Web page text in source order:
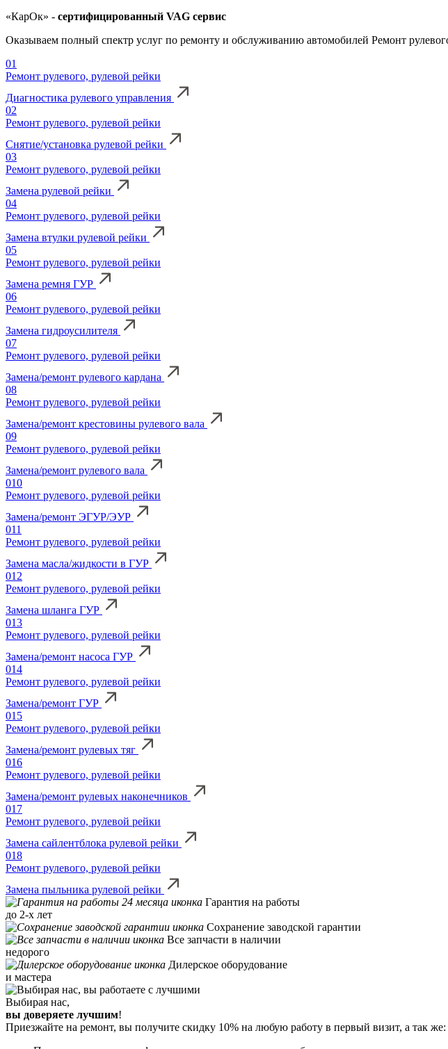
«КарОк» - сертифицированный VAG сервис
Оказываем полный спектр услуг по ремонту и обслуживанию автомобилей Ремонт
01
Ремонт рулевого, рулевой рейки
Диагностика рулевого управления
02
Ремонт рулевого, рулевой рейки
Снятие/установка рулевой рейки
03
Ремонт рулевого, рулевой рейки
Замена рулевой рейки
04
Ремонт рулевого, рулевой рейки
Замена втулки рулевой рейки
05
Ремонт рулевого, рулевой рейки
Замена ремня ГУР
06
Ремонт рулевого, рулевой рейки
Замена гидроусилителя
07
Ремонт рулевого, рулевой рейки
Замена/ремонт рулевого кардана
08
Ремонт рулевого, рулевой рейки
Замена/ремонт крестовины рулевого вала
09
Ремонт рулевого, рулевой рейки
Замена/ремонт рулевого вала
010
Ремонт рулевого, рулевой рейки
Замена/ремонт ЭГУР/ЭУР
011
Ремонт рулевого, рулевой рейки
Замена масла/жидкости в ГУР
012
Ремонт рулевого, рулевой рейки
Замена шланга ГУР
013
Ремонт рулевого, рулевой рейки
Замена/ремонт насоса ГУР
014
Ремонт рулевого, рулевой рейки
Замена/ремонт ГУР
015
Ремонт рулевого, рулевой рейки
Замена/ремонт рулевых тяг
016
Ремонт рулевого, рулевой рейки
Замена/ремонт рулевых наконечников
017
Ремонт рулевого, рулевой рейки
Замена сайлентблока рулевой рейки
018
Ремонт рулевого, рулевой рейки
Замена пыльника рулевой рейки
Гарантия на работы
до 2-х лет
Сохранение заводской гарантии
Все запчасти в наличии
недорого
Дилерское оборудование
и мастера
Выбирая нас,
вы доверяете лучшим!
Приезжайте на ремонт, вы получите скидку 10% на любую работу в первый визит, а так же: